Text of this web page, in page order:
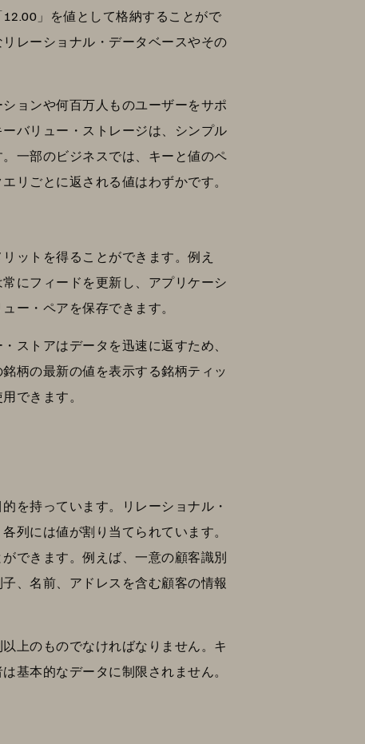
」を値として格納することがで
レーショナル・データベースやその
ョンや何百万人ものユーザーをサポ
バリュー・ストレージは、シンプル
一部のビジネスでは、キーと値のペ
リごとに返される値はわずかです。
ットを得ることができます。例え
にフィードを更新し、アプリケーシ
ー・ペアを保存できます。
ストアはデータを迅速に返すため、
柄の最新の値を表示する銘柄ティッ
できます。
を持っています。リレーショナル・
列には値が割り当てられています。
できます。例えば、一意の顧客識別
、名前、アドレスを含む顧客の情報
上のものでなければなりません。キ
基本的なデータに制限されません。